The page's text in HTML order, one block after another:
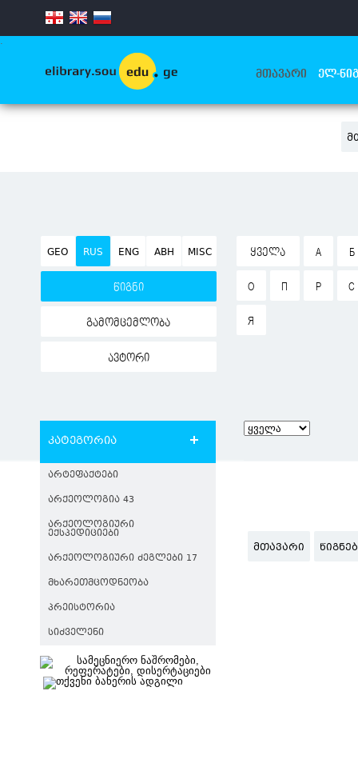
.
ᲛᲗᲐᲕᲐᲠᲘ ᲔᲚ-
GEO RUS ENG ABH MISC
წიგნი
გამომცემლობა
ავტორი
ᲧᲕᲔᲚᲐ А Б
О П Р С
Я
კატეგორია
ᲐᲠᲢᲔᲤᲐᲥᲢᲔᲑᲘ
ᲐᲠᲥᲔᲝᲚᲝᲒᲘᲐ 43
ᲐᲠᲥᲔᲝᲚᲝᲒᲘᲣᲠᲘ
ᲔᲥᲡᲞᲔᲓᲘᲪᲘᲔᲑᲘ
ᲐᲠᲥᲔᲝᲚᲝᲒᲘᲣᲠᲘ ᲫᲔᲒᲚᲔᲑᲘ 17
ᲛᲮᲐᲠᲔᲗᲛᲪᲝᲓᲜᲔᲝᲑᲐ
ᲞᲠᲔᲘᲡᲢᲝᲠᲘᲐ
ᲡᲘᲫᲕᲔᲚᲔᲜᲘ
ᲛᲗᲐᲕᲐᲠᲘ